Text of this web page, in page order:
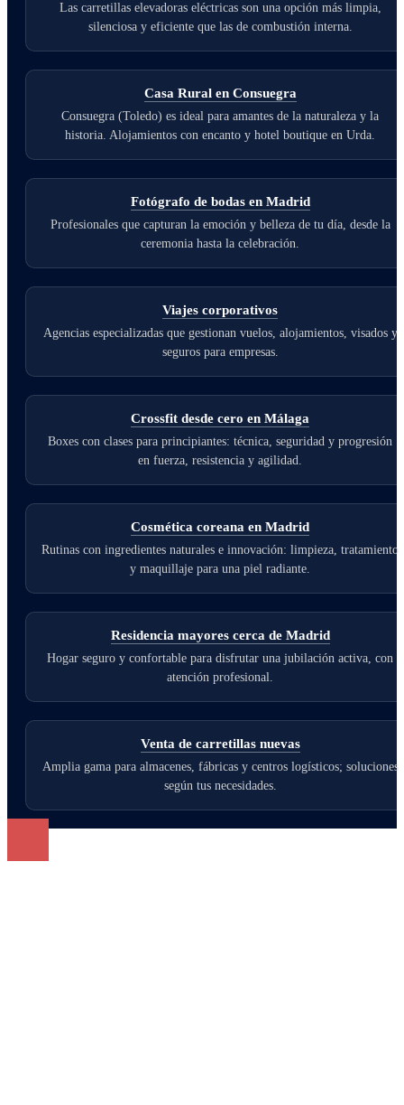
Las carretillas elevadoras eléctricas son una opción más limpia,
silenciosa y eficiente que las de combustión interna.
Casa Rural en Consuegra
Consuegra (Toledo) es ideal para amantes de la naturaleza y la
historia. Alojamientos con encanto y hotel boutique en Urda.
Fotógrafo de bodas en Madrid
Profesionales que capturan la emoción y belleza de tu día, desde la
ceremonia hasta la celebración.
Viajes corporativos
Agencias especializadas que gestionan vuelos, alojamientos, visados y
seguros para empresas.
Crossfit desde cero en Málaga
Boxes con clases para principiantes: técnica, seguridad y progresión
en fuerza, resistencia y agilidad.
Cosmética coreana en Madrid
Rutinas con ingredientes naturales e innovación: limpieza, tratamiento
y maquillaje para una piel radiante.
Residencia mayores cerca de Madrid
Hogar seguro y confortable para disfrutar una jubilación activa, con
atención profesional.
Venta de carretillas nuevas
Amplia gama para almacenes, fábricas y centros logísticos; soluciones
según tus necesidades.